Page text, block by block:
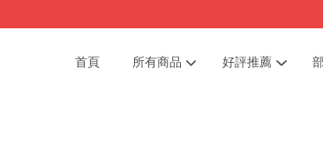
首頁 所有商品 好評推薦